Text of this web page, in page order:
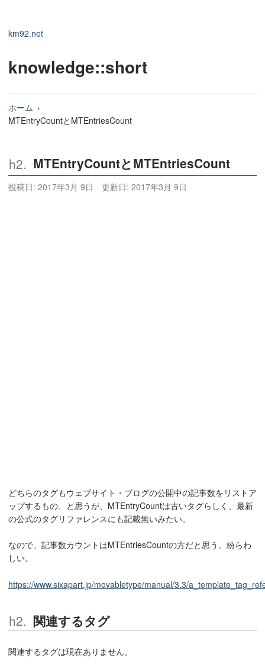
km92.net
knowledge::short
ホーム
MTEntryCountとMTEntriesCount
MTEntryCountとMTEntriesCount
投稿日: 2017年3月 9日 更新日: 2017年3月 9日
どちらのタグもウェブサイト・ブログの公開中の記事数をリストア
ップするもの、と思うが、MTEntryCountは古いタグらしく、最新
の公式のタグリファレンスにも記載無いみたい。
なので、記事数カウントはMTEntriesCountの方だと思う。紛らわ
しい。
https://www.sixapart.jp/movabletype/manual/3.3/
関連するタグ
関連するタグは現在ありません。